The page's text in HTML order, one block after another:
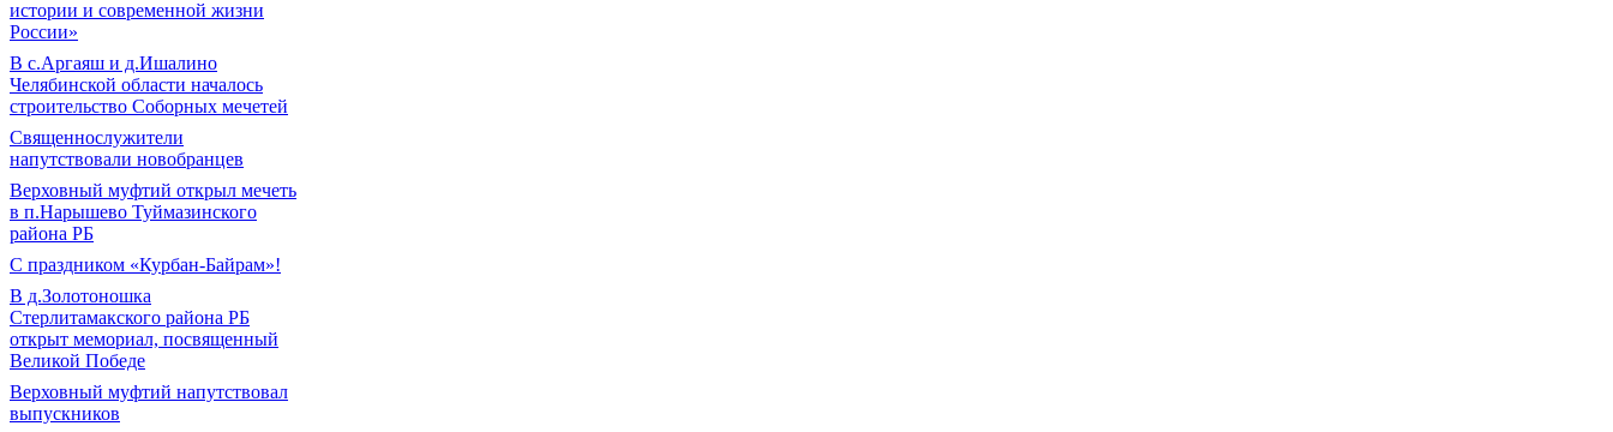
истории и современной жизни
России»
В с.Аргаяш и д.Ишалино
Челябинской области началось
строительство Соборных мечетей
Священнослужители
напутствовали новобранцев
Верховный муфтий открыл мечеть
в п.Нарышево Туймазинского
района РБ
С праздником «Курбан-Байрам»!
В д.Золотоношка
Стерлитамакского района РБ
открыт мемориал, посвященный
Великой Победе
Верховный муфтий напутствовал
выпускников